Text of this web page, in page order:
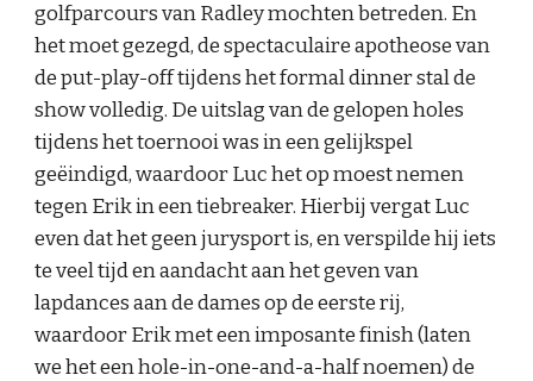
golfparcours van Radley mochten betreden. En
het moet gezegd, de spectaculaire apotheose van
de put-play-off tijdens het formal dinner stal de
show volledig. De uitslag van de gelopen holes
tijdens het toernooi was in een gelijkspel
geëindigd, waardoor Luc het op moest nemen
tegen Erik in een tiebreaker. Hierbij vergat Luc
even dat het geen jurysport is, en verspilde hij iets
te veel tijd en aandacht aan het geven van
lapdances aan de dames op de eerste rij,
waardoor Erik met een imposante finish (laten
we het een hole-in-one-and-a-half noemen) de